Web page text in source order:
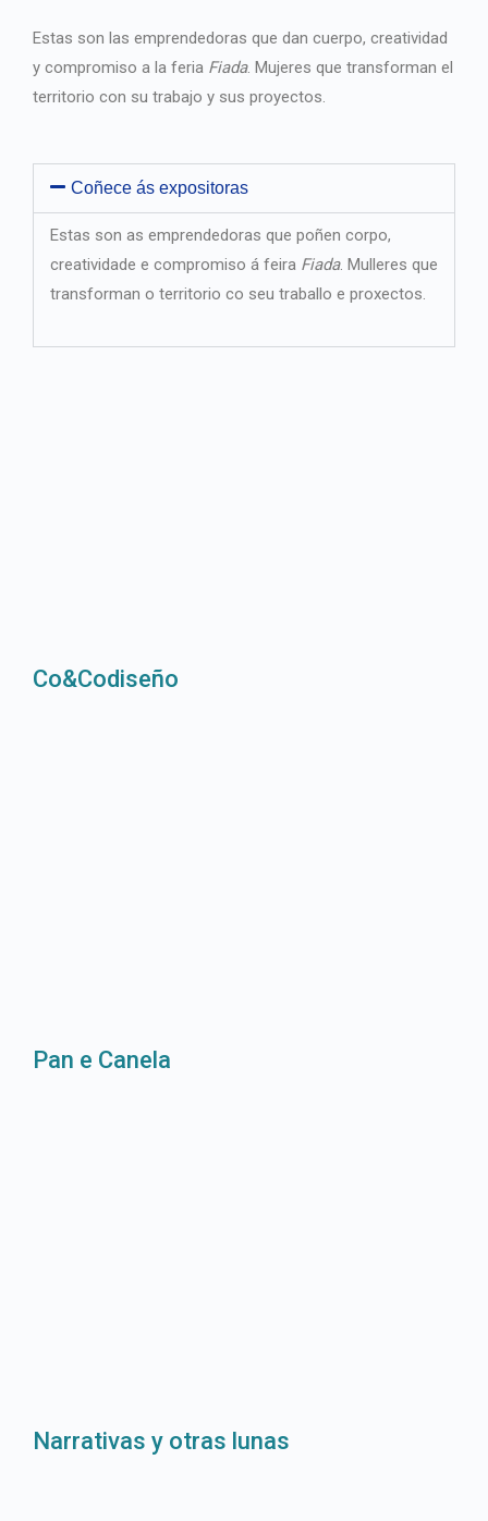
Estas son las emprendedoras que dan cuerpo, creatividad
y compromiso a la feria Fiada. Mujeres que transforman el
territorio con su trabajo y sus proyectos.
Coñece ás expositoras
Estas son as emprendedoras que poñen corpo,
creatividade e compromiso á feira Fiada. Mulleres que
transforman o territorio co seu traballo e proxectos.
Co&Codiseño
Pan e Canela
Narrativas y otras lunas